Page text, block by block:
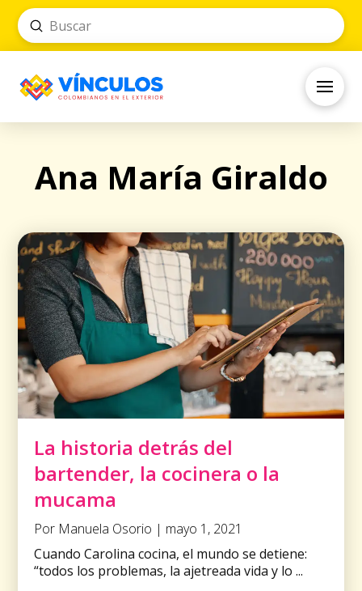
Search
Submit
Ana María Giraldo
La historia detrás del
bartender, la cocinera o la
mucama
Por Manuela Osorio | mayo 1, 2021
Cuando Carolina cocina, el mundo se detiene:
“todos los problemas, la ajetreada vida y lo ...